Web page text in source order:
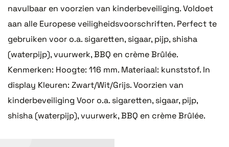
navulbaar en voorzien van kinderbeveiliging. Voldoet
aan alle Europese veiligheidsvoorschriften. Perfect te
gebruiken voor o.a. sigaretten, sigaar, pijp, shisha
(waterpijp), vuurwerk, BBQ en crème Brûlée.
Kenmerken: Hoogte: 116 mm. Materiaal: kunststof. In
display Kleuren: Zwart/Wit/Grijs. Voorzien van
kinderbeveiliging Voor o.a. sigaretten, sigaar, pijp,
shisha (waterpijp), vuurwerk, BBQ en crème Brûlée.